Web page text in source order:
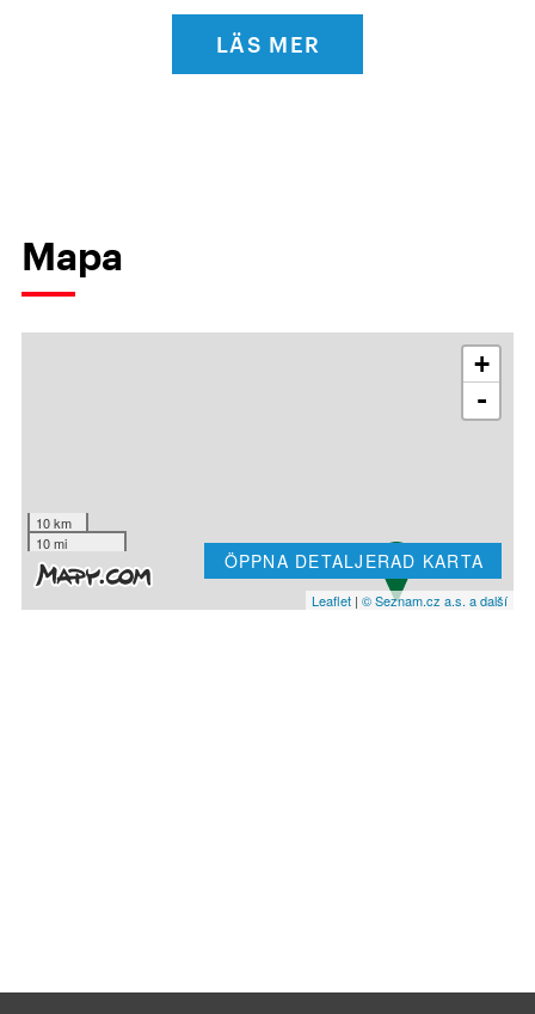
LÄS MER
Mapa
+
-
10 km
10 mi
ÖPPNA DETALJERAD KARTA
Leaflet | © Seznam.cz a.s. a další